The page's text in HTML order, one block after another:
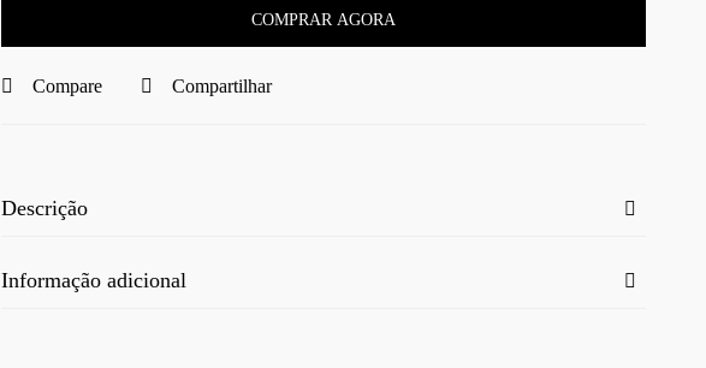
COMPRAR AGORA
Compare Compartilhar
Descrição
Informação adicional